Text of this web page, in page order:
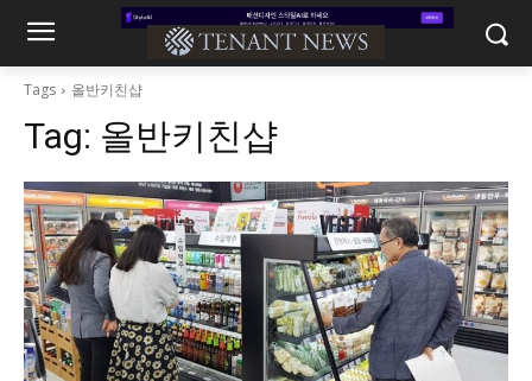
Tags 올반키친샵
Tag: 올반키친샵